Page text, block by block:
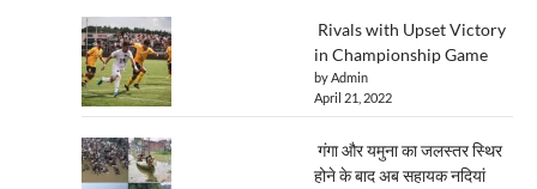
Rivals with Upset Victory
in Championship Game
by Admin
April 21, 2022
गंगा और यमुना का जलस्तर स्थिर
होने के बाद अब सहायक नदियां